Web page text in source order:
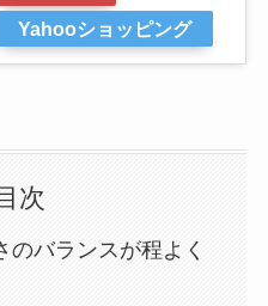
Yahooショッピング
次
のバランスが程よく